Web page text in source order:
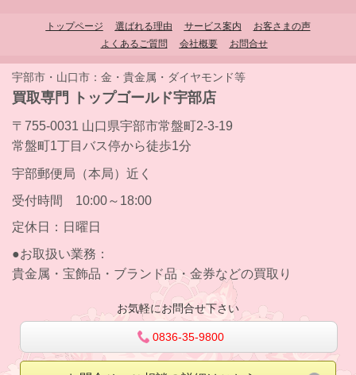
トップページ 選ばれる理由 サービス案内
お客さまの声
よくあるご質問
会社概要 お問合せ
宇部市・山口市：金・貴金属・ダイヤモンド等
買取専門 トップゴールド宇部店
〒755-0031 山口県宇部市常盤町2-3-19
常盤町1丁目バス停から徒歩1分
宇部郵便局（本局）近く
受付時間 10:00～18:00
定休日：日曜日
●お取扱い業務：
貴金属・宝飾品・ブランド品・金券などの買取り
お気軽にお問合せ下さい
0836-35-9800